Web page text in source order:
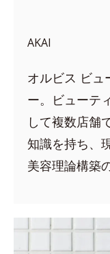
AKAI
オルビス ビュ
ー。ビューテ
して複数店舗
知識を持ち、
美容理論構築